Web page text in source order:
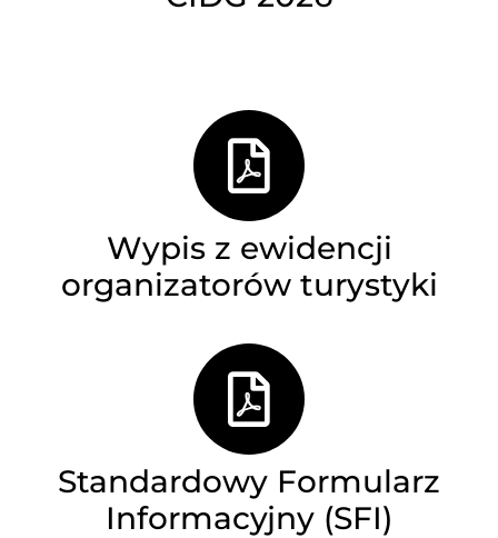
Wypis z ewidencji
organizatorów turystyki
Standardowy Formularz
Informacyjny (SFI)